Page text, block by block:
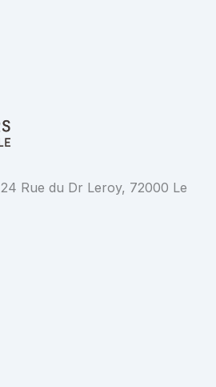
24 Rue du Dr Leroy, 72000 Le